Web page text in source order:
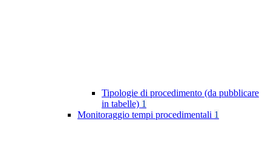
Tipologie di procedimento (da pubblicare
in tabelle) 1
Monitoraggio tempi procedimentali 1